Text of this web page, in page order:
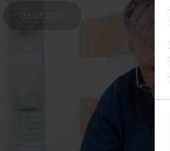
03.07.2026